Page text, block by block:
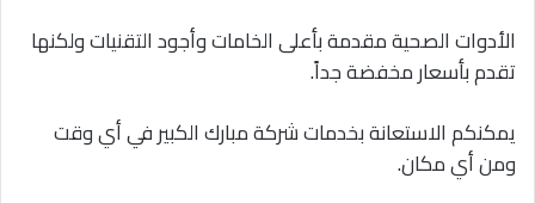
الأدوات الصحية مقدمة بأعلى الخامات وأجود التقنيات ولكنها
تقدم بأسعار مخفضة جداً.
يمكنكم الاستعانة بخدمات شركة مبارك الكبير في أي وقت
ومن أي مكان.